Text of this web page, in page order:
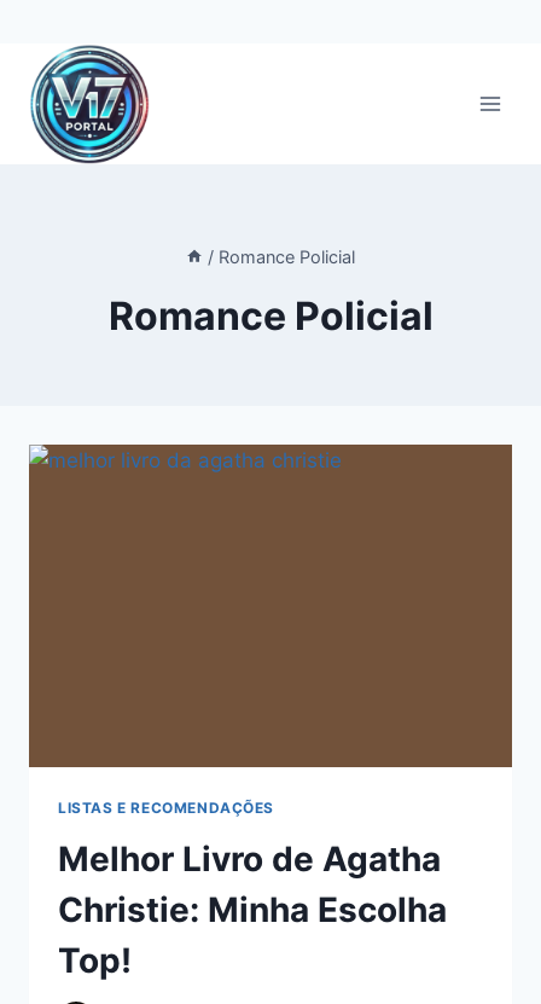
Pular
para
Conteúdo
/ Romance Policial
Romance Policial
LISTAS E RECOMENDAÇÕES
Melhor Livro de Agatha
Christie: Minha Escolha
Top!